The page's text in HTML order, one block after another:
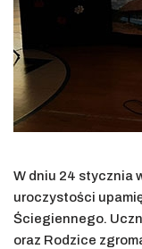
W dniu 24 stycznia
uroczystości
Ściegiennego.
oraz Rodzice